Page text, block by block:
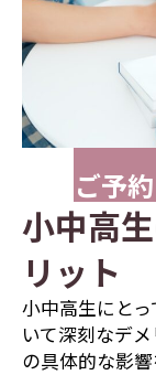
ご予
小中高
リット
小中高生にと
いて深刻なデ
の具体的な影響